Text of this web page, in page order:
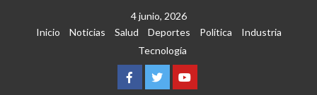
4 junio, 2026
Inicio
Noticias Salud Deportes Política
Industria
Tecnología
Facebook
TwitterYoutube